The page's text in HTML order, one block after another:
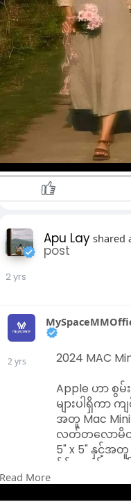
Apu Lay shared
post
2 yrs
2 yrs
2024 MAC
Apple ဟာ စွမ်
များပါရှိက
အတူ Mac
လတ်တလောမိ
5" x 5" နှင့်အတူ
စ်ပ်အသစ်မျာ
ဆက်ထားတဲ့
Read More